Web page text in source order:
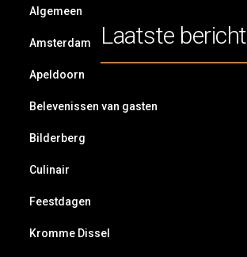
Algemeen
Amsterdam
Apeldoorn
Belevenissen van gasten
Bilderberg
Culinair
Feestdagen
Kromme Dissel
Laatste bericht